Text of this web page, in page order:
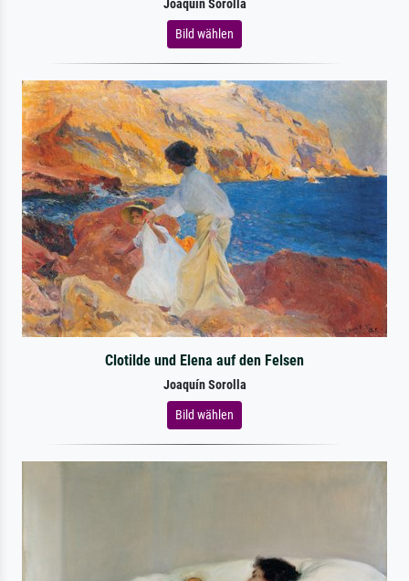
Joaquín Sorolla
Bild wählen
Clotilde und Elena auf den Felsen
Joaquín Sorolla
Bild wählen